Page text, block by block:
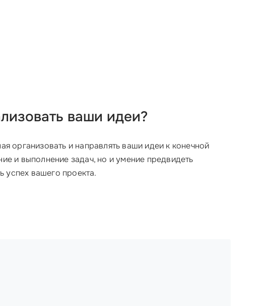
ваши идеи?
организовать и направлять ваши идеи к конечной
и выполнение задач, но и умение предвидеть
успех вашего проекта.